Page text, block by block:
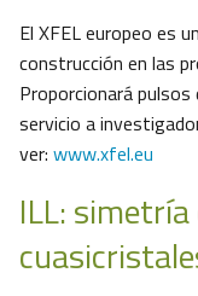
El XFEL europeo es
construcción en las
Proporcionará
servicio a
ver: www.xfel.eu
ILL: simetría